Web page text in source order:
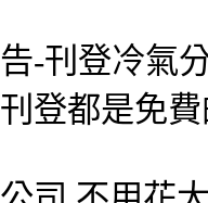
-刊登冷氣
登都是免